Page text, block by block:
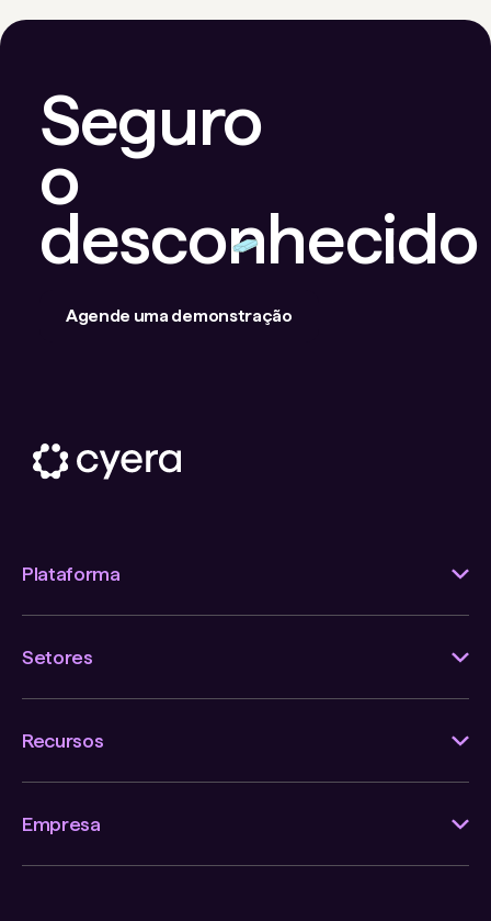
Seguro
o
desconhecido
Agende uma demonstração
Plataforma
Setores
Recursos
Empresa